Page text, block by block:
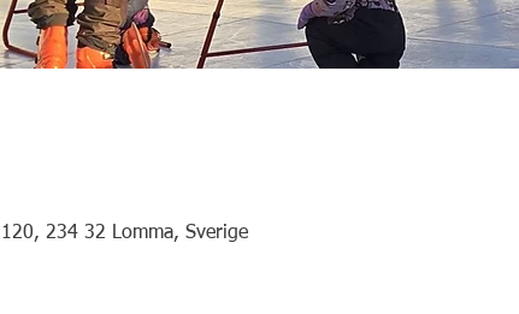
234 32 Lomma, Sverige